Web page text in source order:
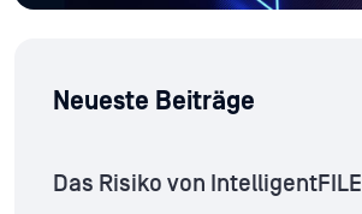
Neueste Beiträge
Das Risiko von IntelligentFILE